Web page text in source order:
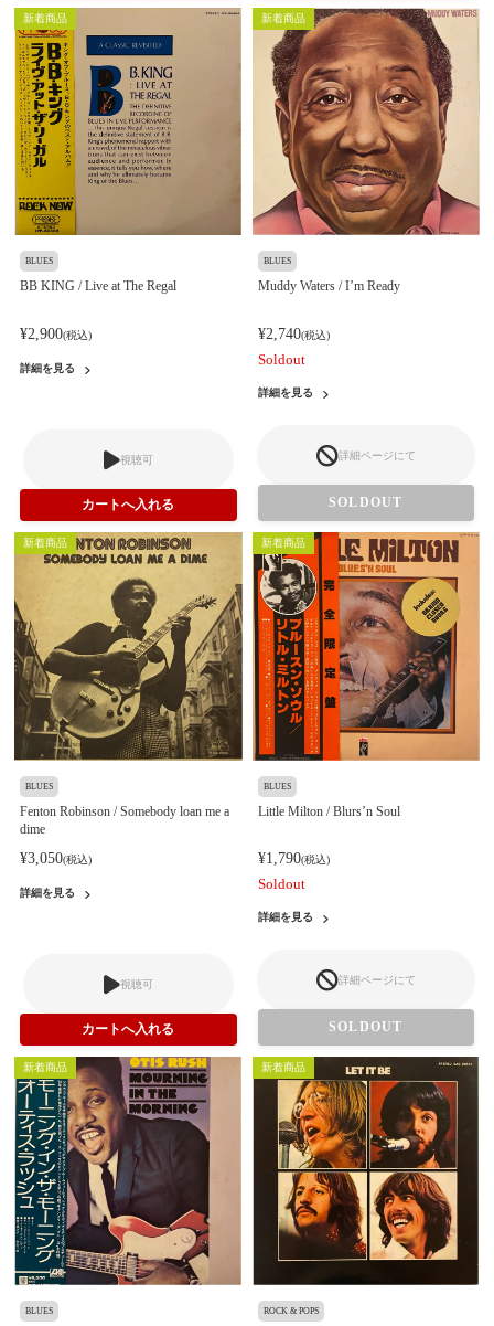
新着商品
BLUES
BB KING / Live at The Regal
¥2,900(税込)
詳細を見る
視聴可
新着商品
BLUES
Muddy Waters / I’m Ready
¥2,740(税込)
Soldout
詳細を見る
詳細ページにて
SOLDOUT
新着商品
BLUES
Fenton Robinson / Somebody loan me a
dime
¥3,050(税込)
詳細を見る
視聴可
新着商品
BLUES
Little Milton / Blurs’n Soul
¥1,790(税込)
Soldout
詳細を見る
詳細ページにて
SOLDOUT
新着商品
BLUES
新着商品
ROCK & POPS